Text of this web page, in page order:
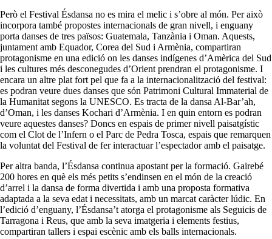
Però el Festival Ésdansa no es mira el melic i s’obre al món. Per això
incorpora també propostes internacionals de gran nivell, i enguany
porta danses de tres països: Guatemala, Tanzània i Oman. Aquests,
juntament amb Equador, Corea del Sud i Armènia, compartiran
protagonisme en una edició on les danses indígenes d’Amèrica del Sud
i les cultures més desconegudes d’Orient prendran el protagonisme. I
encara un altre plat fort pel que fa a la internacionalització del festival:
es podran veure dues danses que són Patrimoni Cultural Immaterial de
la Humanitat segons la UNESCO. Es tracta de la dansa Al-Bar’ah,
d’Oman, i les danses Kochari d’Armènia. I en quin entorn es podran
veure aquestes danses? Doncs en espais de primer nivell paisatgístic
com el Clot de l’Infern o el Parc de Pedra Tosca, espais que remarquen
la voluntat del Festival de fer interactuar l’espectador amb el paisatge.
Per altra banda, l’Ésdansa continua apostant per la formació. Gairebé
200 hores en què els més petits s’endinsen en el món de la creació
d’arrel i la dansa de forma divertida i amb una proposta formativa
adaptada a la seva edat i necessitats, amb un marcat caràcter lúdic. En
l’edició d’enguany, l’Ésdansa’t atorga el protagonisme als Seguicis de
Tarragona i Reus, que amb la seva imatgeria i elements festius,
compartiran tallers i espai escènic amb els balls internacionals.